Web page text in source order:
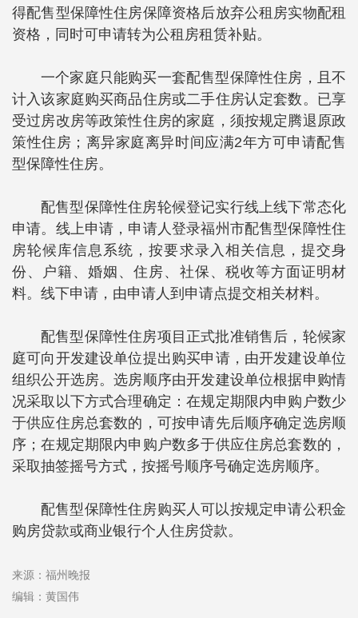
得配售型保障性住房保障资格后放弃公租房实物配租
资格，同时可申请转为公租房租赁补贴。
一个家庭只能购买一套配售型保障性住房，且不
计入该家庭购买商品住房或二手住房认定套数。已享
受过房改房等政策性住房的家庭，须按规定腾退原政
策性住房；离异家庭离异时间应满2年方可申请配售
型保障性住房。
配售型保障性住房轮候登记实行线上线下常态化
申请。线上申请，申请人登录福州市配售型保障性住
房轮候库信息系统，按要求录入相关信息，提交身
份、户籍、婚姻、住房、社保、税收等方面证明材
料。线下申请，由申请人到申请点提交相关材料。
配售型保障性住房项目正式批准销售后，轮候家
庭可向开发建设单位提出购买申请，由开发建设单位
组织公开选房。选房顺序由开发建设单位根据申购情
况采取以下方式合理确定：在规定期限内申购户数少
于供应住房总套数的，可按申请先后顺序确定选房顺
序；在规定期限内申购户数多于供应住房总套数的，
采取抽签摇号方式，按摇号顺序号确定选房顺序。
配售型保障性住房购买人可以按规定申请公积金
购房贷款或商业银行个人住房贷款。
来源：福州晚报
编辑：黄国伟